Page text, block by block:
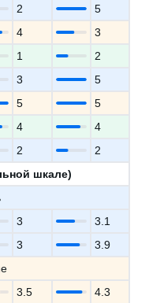
2
5
4
3
1
2
3
5
5
5
4
4
2
2
шкале)
3
3.1
3
3.9
3.5
4.3